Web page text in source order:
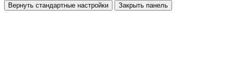
Вернуть стандартные настройки Закрыть панель